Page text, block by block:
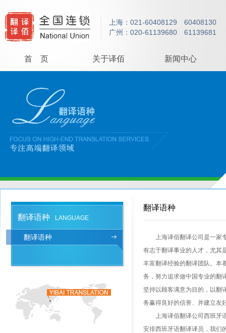
上海：021-60408129 60408130
广州：020-61139680 61139681
首 页 关于译佰 新闻中心
翻译语种 LANGUAGE
翻译语种
翻译语种
上海译佰翻译公司是一家专
有志于翻译事业的人才，尤其
丰富翻译经验的翻译团队。本
务，努力追求做中国专业的翻
坚持以顾客满意为目的，以翻
务赢得良好的信誉、并建立友
上海译佰翻译公司西班牙语
安排西班牙语翻译译员，我们